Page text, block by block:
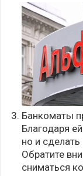
Банкоматы
Благодаря
но и сделать
Обратите
сниматься